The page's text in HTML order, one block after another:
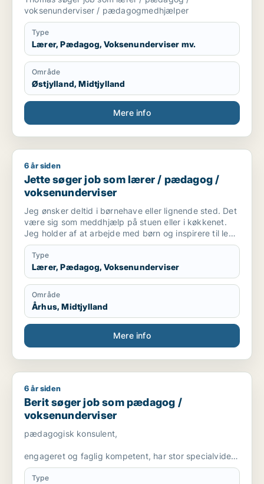
voksenunderviser / pædagogmedhjælper
Type
Lærer, Pædagog, Voksenunderviser mv.
Område
Østjylland, Midtjylland
Mere info
Jette søger job som lærer / pædagog / voksenunderviser
6 år siden
Jette søger job som lærer / pædagog /
voksenunderviser
Jeg ønsker deltid i børnehave eller lignende sted. Det
være sig som meddhjælp på stuen eller i køkkenet.
Jeg holder af at arbejde med børn og inspirere til leg
og social interaktion. Og at indgå i samarbejde
omkring at skabe optimalt miljø for børnene ..og
personale. Også praktiske præcise opgaver har jeg
det godt med.
Type
Lærer, Pædagog, Voksenunderviser
Område
Århus, Midtjylland
Mere info
Berit søger job som pædagog / voksenunderviser
6 år siden
Berit søger job som pædagog /
voksenunderviser
pædagogisk konsulent,
engageret og faglig kompetent, har stor specialviden
og er fleksibel
Type